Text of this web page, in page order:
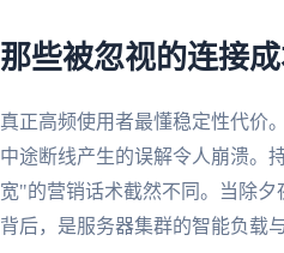
那些被忽视的连接
真正高频使用者最懂稳定性代价
中途断线产生的误解令人崩溃。
宽"的营销话术截然不同。当除
背后，是服务器集群的智能负载